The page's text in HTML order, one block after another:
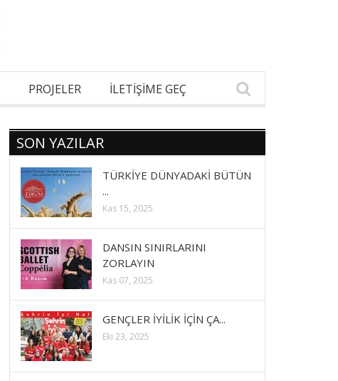
PROJELER İLETİŞİME GEÇ
SON YAZILAR
TÜRKİYE DÜNYADAKİ BÜTÜN
...
Kas 15, 2025
DANSIN SINIRLARINI
ZORLAYIN
Kas 07, 2025
GENÇLER İYİLİK İÇİN ÇA...
Eki 23, 2025